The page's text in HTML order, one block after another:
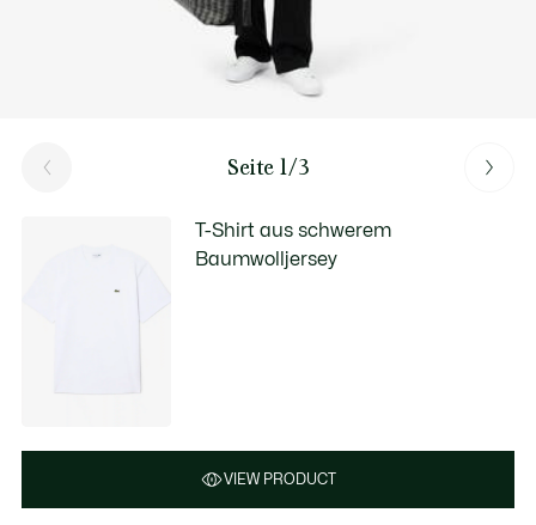
Seite 1/3
T-Shirt aus schwerem
Baumwolljersey
VIEW PRODUCT